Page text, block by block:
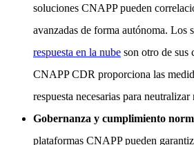
soluciones CNAPP pueden
avanzadas de forma autónoma. Los
respuesta en la nube son otro de sus
CNAPP CDR proporciona las
respuesta necesarias para
Gobernanza y cumplimiento
plataformas CNAPP pueden